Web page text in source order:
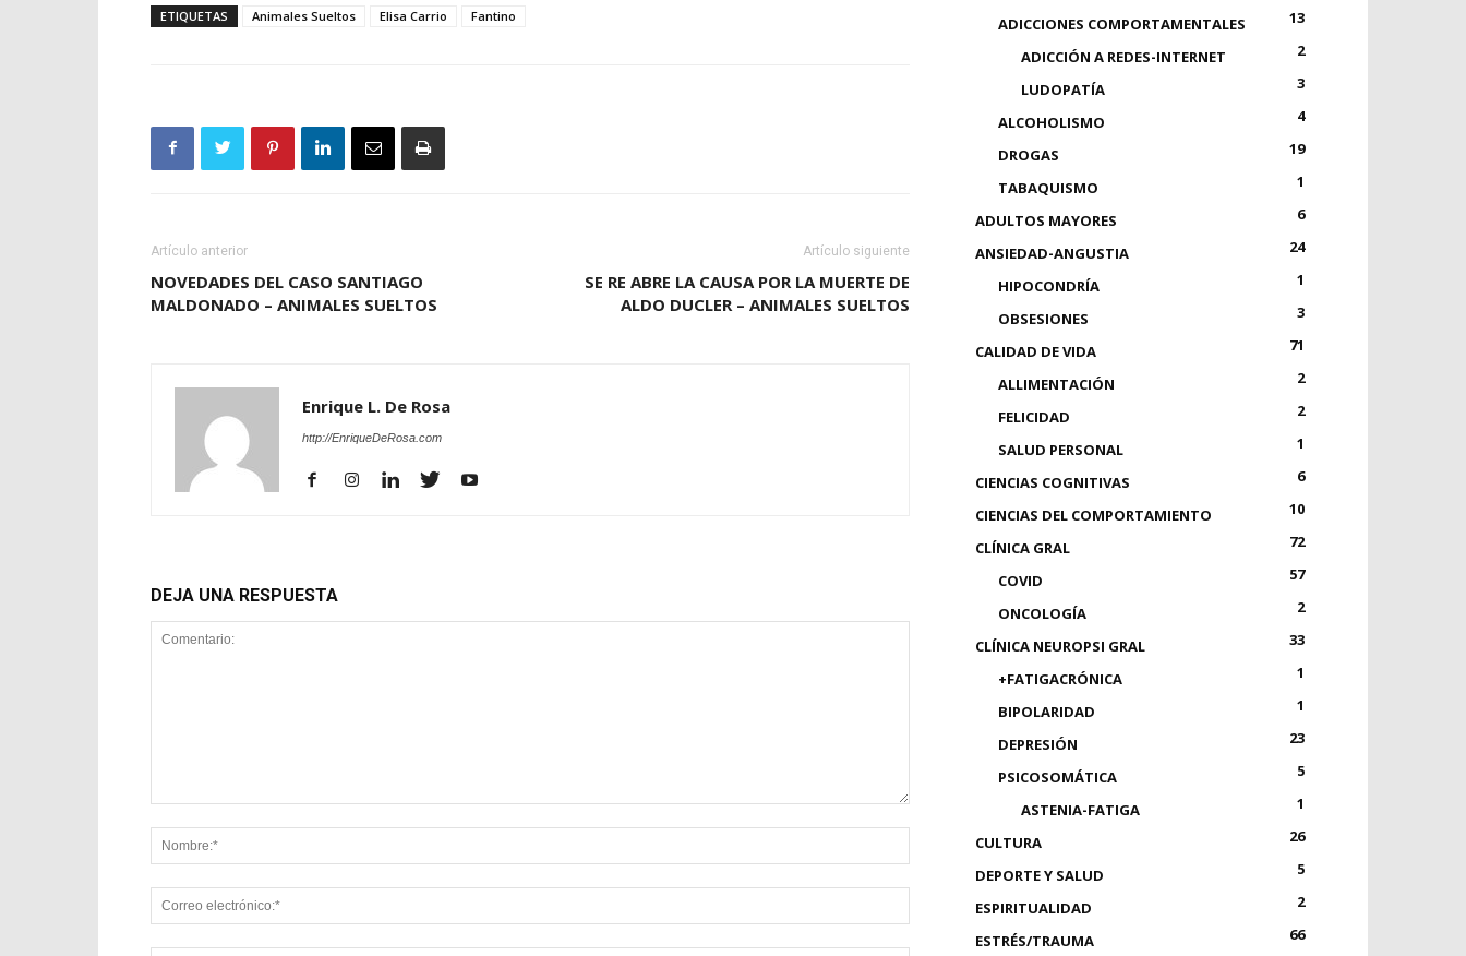
ETIQUETAS Animales Sueltos Elisa Carrio Fantino
Artículo anterior
NOVEDADES DEL CASO SANTIAGO
MALDONADO – ANIMALES SUELTOS
Artículo siguiente
SE RE ABRE LA CAUSA POR LA MUERTE DE
ALDO DUCLER – ANIMALES SUELTOS
Enrique L. De Rosa
http://EnriqueDeRosa.com
DEJA UNA RESPUESTA
ADICCIONES COMPORTAMENTALES
13
ADICCIÓN A REDES-INTERNET
2
LUDOPATÍA
3
ALCOHOLISMO
4
DROGAS
19
TABAQUISMO
1
ADULTOS MAYORES
6
ANSIEDAD-ANGUSTIA
24
HIPOCONDRÍA
1
OBSESIONES
3
CALIDAD DE VIDA
71
ALLIMENTACIÓN
2
FELICIDAD
2
SALUD PERSONAL
1
CIENCIAS COGNITIVAS
6
CIENCIAS DEL COMPORTAMIENTO
10
CLÍNICA GRAL
72
COVID
57
ONCOLOGÍA
2
CLÍNICA NEUROPSI GRAL
33
+FATIGACRÓNICA
1
BIPOLARIDAD
1
DEPRESIÓN
23
PSICOSOMÁTICA
5
ASTENIA-FATIGA
1
CULTURA
26
DEPORTE Y SALUD
5
ESPIRITUALIDAD
2
ESTRÉS/TRAUMA
66